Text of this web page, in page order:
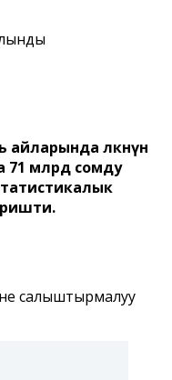
өлкөнүн
71 млрд сомду
салыштырмалуу